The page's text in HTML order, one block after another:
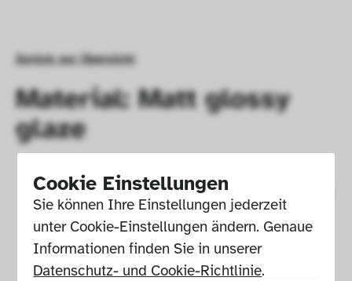
Cookie Einstellungen
Sie können Ihre Einstellungen jederzeit
unter Cookie-Einstellungen ändern. Genaue
Informationen finden Sie in unserer
Datenschutz- und Cookie-Richtlinie.
Zurück zur Übersicht
Material: Matt glossy
glaze